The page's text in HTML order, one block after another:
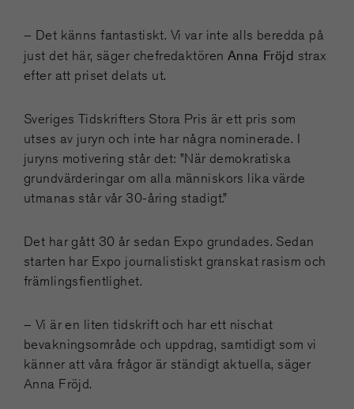
– Det känns fantastiskt. Vi var inte alls beredda på
just det här, säger chefredaktören Anna Fröjd strax
efter att priset delats ut.
Sveriges Tidskrifters Stora Pris är ett pris som
utses av juryn och inte har några nominerade. I
juryns motivering står det: ”När demokratiska
grundvärderingar om alla människors lika värde
utmanas står vår 30-åring stadigt.”
Det har gått 30 år sedan Expo grundades. Sedan
starten har Expo journalistiskt granskat rasism och
främlingsfientlighet.
– Vi är en liten tidskrift och har ett nischat
bevakningsområde och uppdrag, samtidigt som vi
känner att våra frågor är ständigt aktuella, säger
Anna Fröjd.